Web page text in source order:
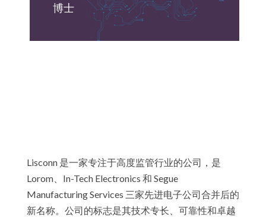
博士
Lisconn 是一家专注于高度监管行业的公司，是
Lorom、In-Tech Electronics 和 Segue
Manufacturing Services 三家先进电子公司合并后的
新名称。公司的标志是其技术专长、可靠性和卓越